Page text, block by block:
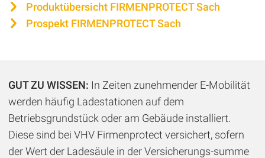
Produktübersicht FIRMENPROTECT Sach
Prospekt FIRMENPROTECT Sach
GUT ZU WISSEN: In Zeiten zunehmender E-Mobilität
werden häufig Ladestationen auf dem
Betriebsgrundstück oder am Gebäude installiert.
Diese sind bei VHV Firmenprotect versichert, sofern
der Wert der Ladesäule in der Versicherungs-summe